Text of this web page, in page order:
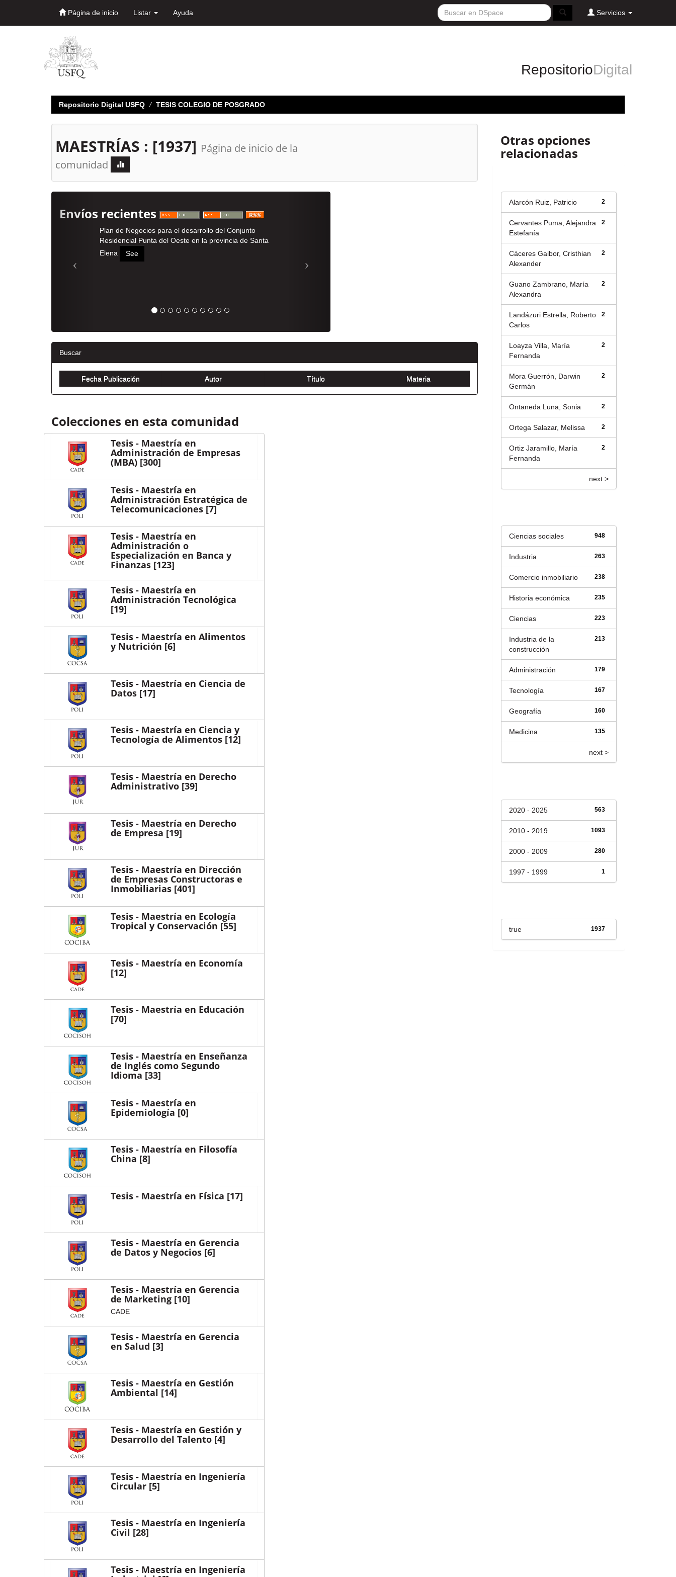
Página de inicio Listar Ayuda Servicios
RepositorioDigital
Repositorio Digital USFQ TESIS COLEGIO DE POSGRADO
MAESTRÍAS : [1937] Página de inicio de la
comunidad
Envíos recientes
Plan de Negocios para el desarrollo del Conjunto
Residencial Punta del Oeste en la provincia de Santa
Elena
See
Buscar
Colecciones en esta comunidad
Tesis - Maestría en
Administración de Empresas
(MBA)[300]
Tesis - Maestría en
Administración Estratégica de
Telecomunicaciones[7]
Tesis - Maestría en
Administración o
Especialización en Banca y
Finanzas[123]
Tesis - Maestría en
Administración Tecnológica
[19]
Tesis - Maestría en Alimentos
y Nutrición [6]
Tesis - Maestría en Ciencia de
Datos[17]
Tesis - Maestría en Ciencia y
Tecnología de Alimentos[12]
Tesis - Maestría en Derecho
Administrativo[39]
Tesis - Maestría en Derecho
de Empresa [19]
Tesis - Maestría en Dirección
de Empresas Constructoras e
Inmobiliarias[401]
Tesis - Maestría en Ecología
Tropical y Conservación [55]
Tesis - Maestría en Economía
[12]
Tesis - Maestría en Educación
[70]
Tesis - Maestría en Enseñanza
de Inglés como Segundo
Idioma [33]
Tesis - Maestría en
Epidemiología [0]
Tesis - Maestría en Filosofía
China [8]
Tesis - Maestría en Física [17]
Tesis - Maestría en Gerencia
de Datos y Negocios[6]
Tesis - Maestría en Gerencia
de Marketing[10]
CADE
Tesis - Maestría en Gerencia
en Salud [3]
Tesis - Maestría en Gestión
Ambiental [14]
Tesis - Maestría en Gestión y
Desarrollo del Talento[4]
Tesis - Maestría en Ingeniería
Circular[5]
Tesis - Maestría en Ingeniería
Civil [28]
Tesis - Maestría en Ingeniería
Otras opciones
relacionadas
2
Alarcón Ruiz, Patricio
2
Cervantes Puma, Alejandra
Estefanía
2
Cáceres Gaibor, Cristhian
Alexander
2
Guano Zambrano, María
Alexandra
2
Landázuri Estrella, Roberto
Carlos
2
Loayza Villa, María
Fernanda
2
Mora Guerrón, Darwin
Germán
2
Ontaneda Luna, Sonia
2
Ortega Salazar, Melissa
2
Ortiz Jaramillo, María
Fernanda
next >
948
Ciencias sociales
263
Industria
238
Comercio inmobiliario
235
Historia económica
223
Ciencias
213
Industria de la
construcción
179
Administración
167
Tecnología
160
Geografía
135
Medicina
next >
563
2020 - 2025
1093
2010 - 2019
280
2000 - 2009
1
1997 - 1999
1937
true